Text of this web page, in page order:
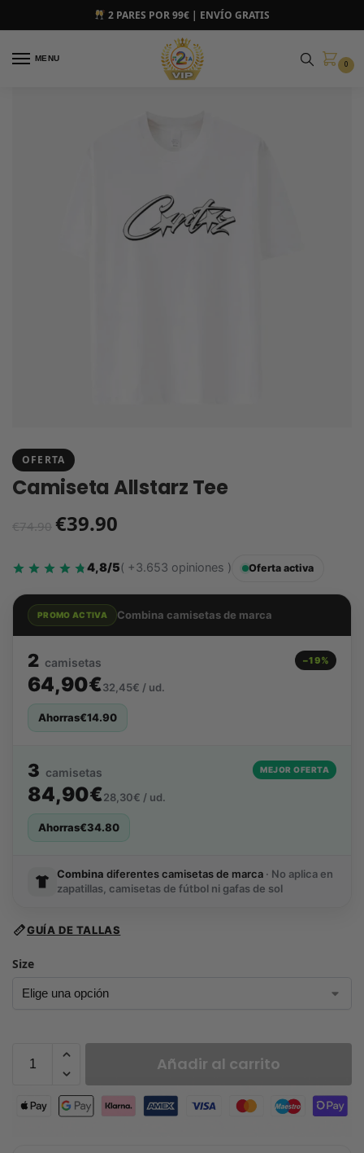
2 PARES POR 99€ | ENVÍO GRATIS
MENU
0
OFERTA
Camiseta Allstarz Tee
€74.90 €39.90
4,8/5( +3.653 opiniones ) Oferta activa
PROMO ACTIVA Combina camisetas de marca
2 camisetas −19%
64,90€32,45€ / ud.
Ahorras€14.90
3 camisetas MEJOR OFERTA
84,90€28,30€ / ud.
Ahorras€34.80
Combina diferentes camisetas de marca · No aplica en
zapatillas, camisetas de fútbol ni gafas de sol
GUÍA DE TALLAS
Size
Añadir al carrito